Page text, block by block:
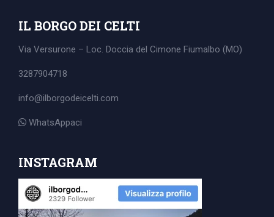
IL BORGO DEI CELTI
Via Versurone – Loc. Doccia del Cimone Fiumalbo (MO)
3287904718
info@ilborgodeicelti.com
WhatsAppaci
INSTAGRAM
for: